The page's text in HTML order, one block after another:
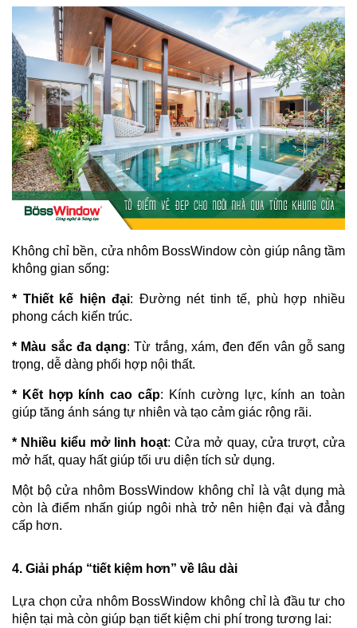
Không chỉ bền, cửa nhôm BossWindow còn giúp nâng tầm
không gian sống:
* Thiết kế hiện đại: Đường nét tinh tế, phù hợp nhiều
phong cách kiến trúc.
* Màu sắc đa dạng: Từ trắng, xám, đen đến vân gỗ sang
trọng, dễ dàng phối hợp nội thất.
* Kết hợp kính cao cấp: Kính cường lực, kính an toàn
giúp tăng ánh sáng tự nhiên và tạo cảm giác rộng rãi.
* Nhiều kiểu mở linh hoạt: Cửa mở quay, cửa trượt, cửa
mở hất, quay hất giúp tối ưu diện tích sử dụng.
Một bộ cửa nhôm BossWindow không chỉ là vật dụng mà
còn là điểm nhấn giúp ngôi nhà trở nên hiện đại và đẳng
cấp hơn.
4. Giải pháp “tiết kiệm hơn” về lâu dài
Lựa chọn cửa nhôm BossWindow không chỉ là đầu tư cho
hiện tại mà còn giúp bạn tiết kiệm chi phí trong tương lai: